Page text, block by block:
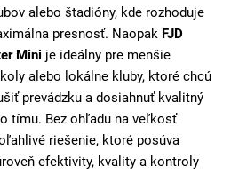
alebo štadióny, kde rozhoduje
presnosť. Naopak FJD
Mini je ideálny pre menšie
alebo lokálne kluby, ktoré chcú
prevádzku a dosiahnuť kvalitný
tímu. Bez ohľadu na veľkosť
riešenie, ktoré posúva
efektivity, kvality a kontroly